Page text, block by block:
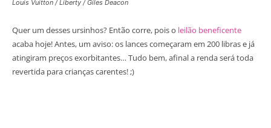
Louis Vuitton / Liberty / Giles Deacon
Quer um desses ursinhos? Então corre, pois o leilão beneficente
acaba hoje! Antes, um aviso: os lances começaram em 200 libras e já
atingiram preços exorbitantes… Tudo bem, afinal a renda será toda
revertida para crianças carentes! ;)